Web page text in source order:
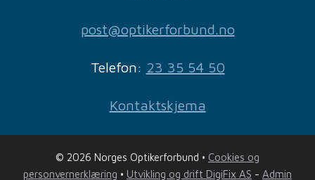
post@optikerforbund.no
Telefon: 23 35 54 50
Kontaktskjema
© 2026 Norges Optikerforbund • Cookies og
personvernerklæring • Utvikling og drift DigiFix AS - Admin